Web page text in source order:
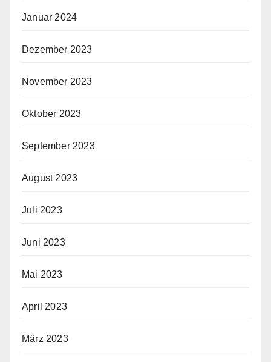
Januar 2024
Dezember 2023
November 2023
Oktober 2023
September 2023
August 2023
Juli 2023
Juni 2023
Mai 2023
April 2023
März 2023